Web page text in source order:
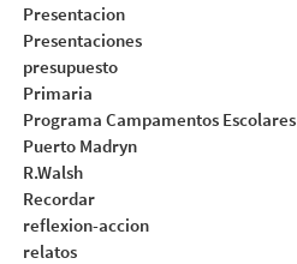
Presentacion
Presentaciones
presupuesto
Primaria
Programa Campamentos Escolares
Puerto Madryn
R.Walsh
Recordar
reflexion-accion
relatos